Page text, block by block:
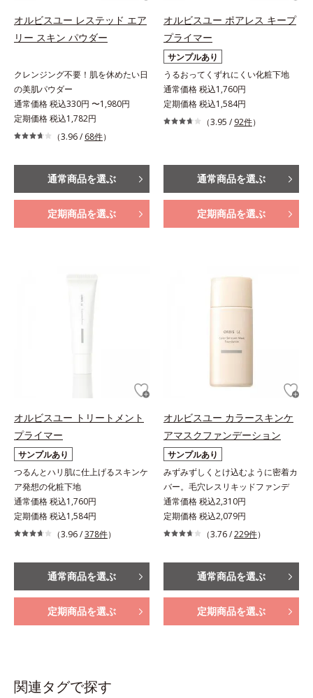
オルビスユー レステッド エア
リー スキン パウダー
クレンジング不要！肌を休めたい日
の美肌パウダー
通常価格 税込330円 〜1,980円
定期価格 税込1,782円
（3.96 / 68件）
通常商品を選ぶ
定期商品を選ぶ
オルビスユー ポアレス キープ
プライマー
サンプルあり
うるおってくずれにくい化粧下地
通常価格 税込1,760円
定期価格 税込1,584円
（3.95 / 92件）
通常商品を選ぶ
定期商品を選ぶ
オルビスユー トリートメント
プライマー
サンプルあり
つるんとハリ肌に仕上げるスキンケ
ア発想の化粧下地
通常価格 税込1,760円
定期価格 税込1,584円
（3.96 /378件）
通常商品を選ぶ
定期商品を選ぶ
オルビスユー カラースキンケ
アマスクファンデーション
サンプルあり
みずみずしくとけ込むように密着カ
バー。毛穴レスリキッドファンデ
通常価格 税込2,310円
定期価格 税込2,079円
（3.76 /229件）
通常商品を選ぶ
定期商品を選ぶ
関連タグで探す